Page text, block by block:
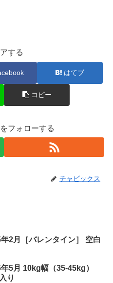
する
はてブ
コピー
フォローする
チャビックス
2月［バレンタイン］ 空白
5月 10kg幅（35-45kg）
り